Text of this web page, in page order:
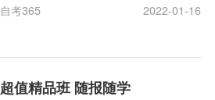
自考365 2022-01-16
超值精品班 随报随学